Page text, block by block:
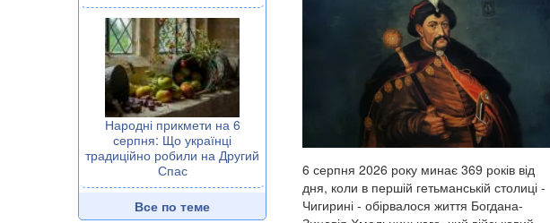
Народні прикмети на 6
серпня: Що українці
традиційно робили на Другий
Спас
Все по теме
6 серпня 2026 року минає 369 років від
дня, коли в першій гетьманській столиці -
Чигирині - обірвалося життя Богдана-